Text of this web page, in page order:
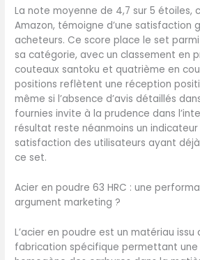
cadeau
amateurs
La note moyenne de 4,7 sur 5 étoiles,
Amazon, témoigne d’une satisfaction
acheteurs. Ce score place le set
sa catégorie, avec un classement en
couteaux santoku et quatrième en
positions reflètent une réception
même si l’absence d’avis détaillés
fournies invite à la prudence dans
résultat reste néanmoins un indicateur
satisfaction des utilisateurs ayant
ce set.
Acier en poudre 63 HRC : une
argument marketing ?
L’acier en poudre est un matériau issu
fabrication spécifique permettant une